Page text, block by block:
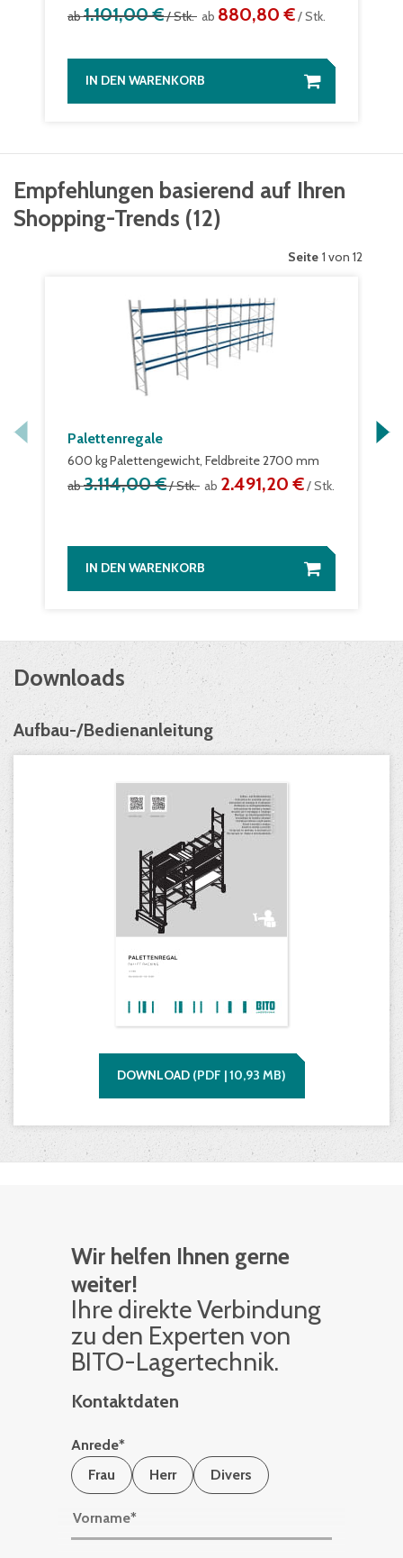
ab1.101,00 €/ Stk. ab 880,80 €/ Stk.
IN DEN WARENKORB
Empfehlungen basierend auf Ihren
Shopping-Trends (12)
Seite 1 von 12
Palettenregale
600 kg Palettengewicht, Feldbreite 2700 mm
ab3.114,00 €/ Stk. ab 2.491,20 €/ Stk.
IN DEN WARENKORB
Downloads
Aufbau-/Bedienanleitung
DOWNLOAD (PDF |10,93 MB)
Wir helfen Ihnen gerne
weiter!
Ihre di­rek­te Ver­bin­dung
zu den Ex­per­ten von
BITO-La­ger­tech­nik.
Kontaktdaten
Anrede*
Frau
Herr Divers
Vorname*